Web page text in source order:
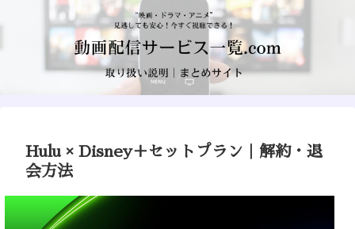
Hulu × Disney＋セットプラン｜解約・退
会方法